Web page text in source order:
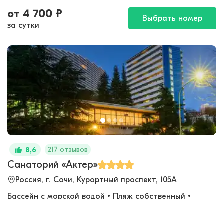
от 4 700 ₽
за сутки
Выбрать номер
8,6 217 отзывов
Санаторий «Актер»
Россия, г. Сочи, Курортный проспект, 105А
Бассейн с морской водой • Пляж собственный •